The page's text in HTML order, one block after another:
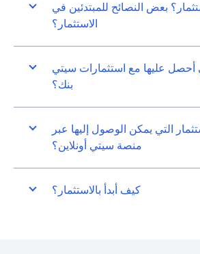
بعض النصائح للمبتدئين في
الاستثمار؟
أحصل عليها مع استثمارات سيتي
بنك؟
التي يمكن الوصول إليها عبر
منصة سيتي أونلاين؟
كيف أبدأ بالاستثمار؟